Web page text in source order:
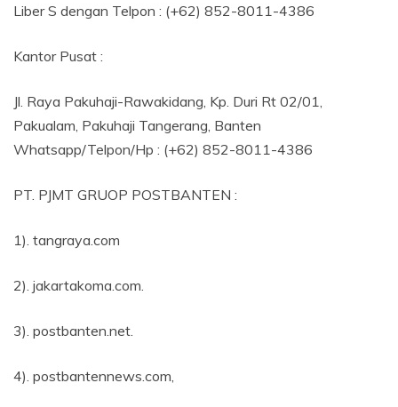
Liber S dengan Telpon : (+62) 852-8011-4386
Kantor Pusat :
Jl. Raya Pakuhaji-Rawakidang, Kp. Duri Rt 02/01,
Pakualam, Pakuhaji Tangerang, Banten
Whatsapp/Telpon/Hp : (+62) 852-8011-4386
PT. PJMT GRUOP POSTBANTEN :
1). tangraya.com
2). jakartakoma.com.
3). postbanten.net.
4). postbantennews.com,